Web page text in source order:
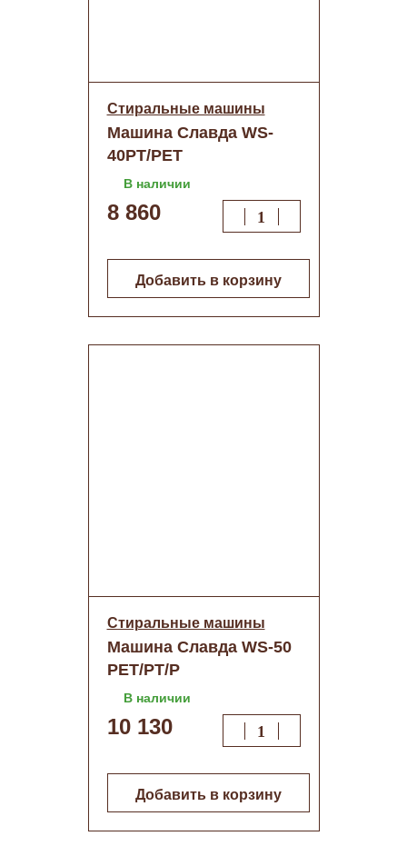
Стиральные машины
Машина Славда WS-
40PT/РЕТ
В наличии
8 860
Добавить в корзину
Стиральные машины
Машина Славда WS-50
PET/PT/Р
В наличии
10 130
Добавить в корзину